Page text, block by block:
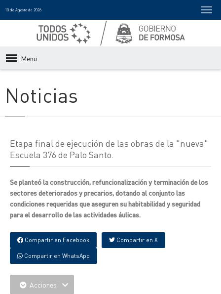
10 de Agosto de 2026
Menu
Noticias
Etapa final de ejecución de las obras de la "nueva"
Escuela 376 de Palo Santo.
Se planteó la construcción, refuncionalización y terminación de los
sectores deteriorados y precarios, dotando al conjunto las
condiciones requeridas que aseguren su habitabilidad y seguridad
para el desarrollo de las actividades áulicas.
Compartir en Facebook Compartir en X
Compartir en WhatsApp
Acciones